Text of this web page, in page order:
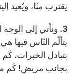
يقترب منّا، ويُعيد
3. ونأتي إلى
يتألّم النّاس فيها
بتبادل الخبرات.
بجانب مريضٍ! كَم